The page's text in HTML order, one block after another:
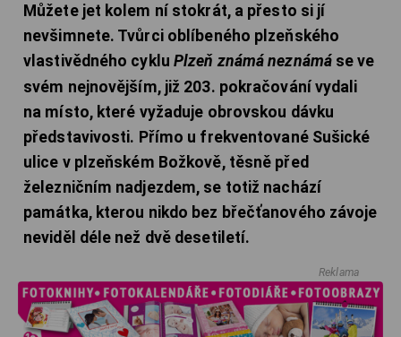
Můžete jet kolem ní stokrát, a přesto si jí
nevšimnete. Tvůrci oblíbeného plzeňského
vlastivědného cykluPlzeň známá neznámáse ve
svém nejnovějším, již 203. pokračování vydali
na místo, které vyžaduje obrovskou dávku
představivosti. Přímo u frekventované Sušické
ulice v plzeňském Božkově, těsně před
železničním nadjezdem, se totiž nachází
památka, kterou nikdo bez břečťanového závoje
neviděl déle než dvě desetiletí.
Reklama